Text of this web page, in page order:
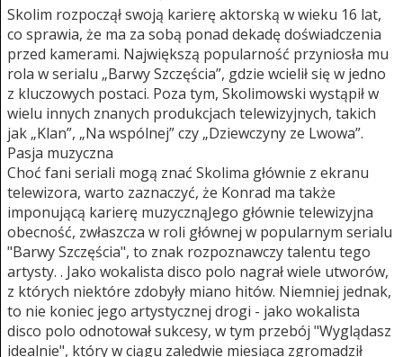
Skolim rozpoczął swoją karierę aktorską w wieku 16 lat,
co sprawia, że ma za sobą ponad dekadę doświadczenia
przed kamerami. Największą popularność przyniosła mu
rola w serialu „Barwy Szczęścia”, gdzie wcielił się w jedno
z kluczowych postaci. Poza tym, Skolimowski wystąpił w
wielu innych znanych produkcjach telewizyjnych, takich
jak „Klan”, „Na wspólnej” czy „Dziewczyny ze Lwowa”.
Pasja muzyczna
Choć fani seriali mogą znać Skolima głównie z ekranu
telewizora, warto zaznaczyć, że Konrad ma także
imponującą karierę muzycznąJego głównie telewizyjna
obecność, zwłaszcza w roli głównej w popularnym serialu
"Barwy Szczęścia", to znak rozpoznawczy talentu tego
artysty. . Jako wokalista disco polo nagrał wiele utworów,
z których niektóre zdobyły miano hitów. Niemniej jednak,
to nie koniec jego artystycznej drogi - jako wokalista
disco polo odnotował sukcesy, w tym przebój "Wyglądasz
idealnie", który w ciągu zaledwie miesiąca zgromadził